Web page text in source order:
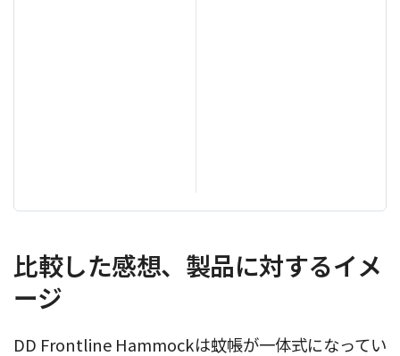
比較した感想、製品に対するイメ
ージ
DD Frontline Hammockは蚊帳が一体式になってい